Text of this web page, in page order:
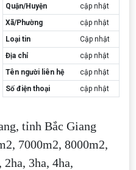
Quận/Huyện
cập nhật
Xã/Phường
cập nhật
Loại tin
Cập nhật
Địa chỉ
cập nhật
Tên người liên hệ
cập nhật
Số điện thoại
cập nhật
tỉnh Bắc Giang
7000m2, 8000m2,
3ha, 4ha,